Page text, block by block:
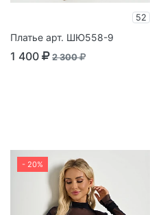
52
Платье арт. ШЮ558-9
1 400 2 300
- 20%